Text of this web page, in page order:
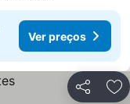
Ver preços
Partilhar